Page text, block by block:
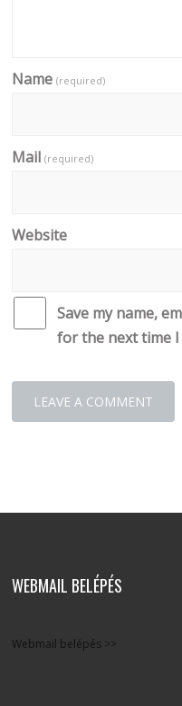
Name(required)
Mail(required)
Website
Save my name,
for the next time I
WEBMAIL BELÉPÉS
Webmail belépés >>